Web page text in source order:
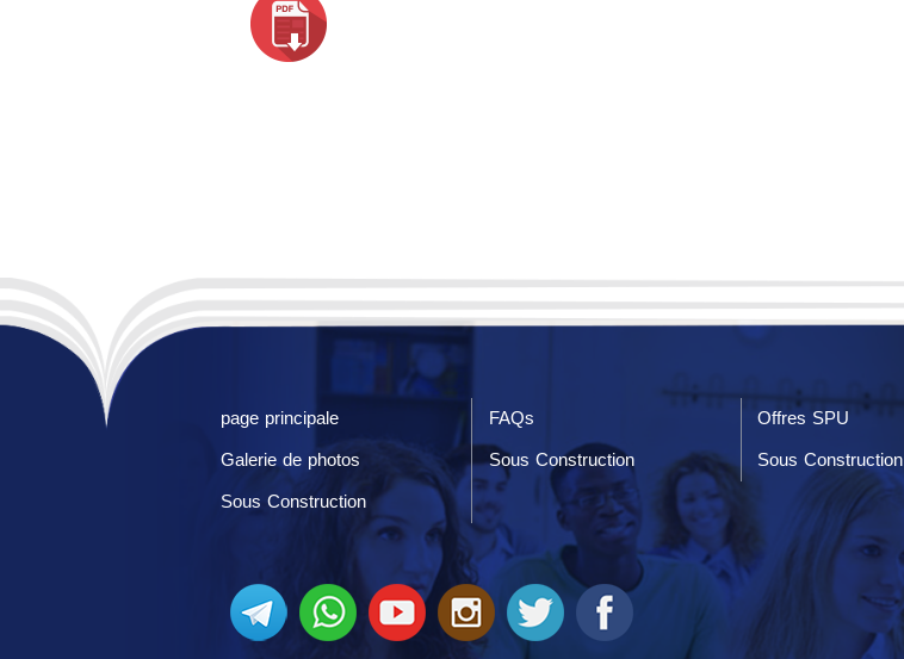
page principale FAQs
Offres SPU
Galerie de photos
Sous Construction
Sous Construction
Sous Construction